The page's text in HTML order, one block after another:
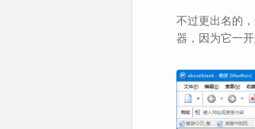
不过更出名的
器，因为它一